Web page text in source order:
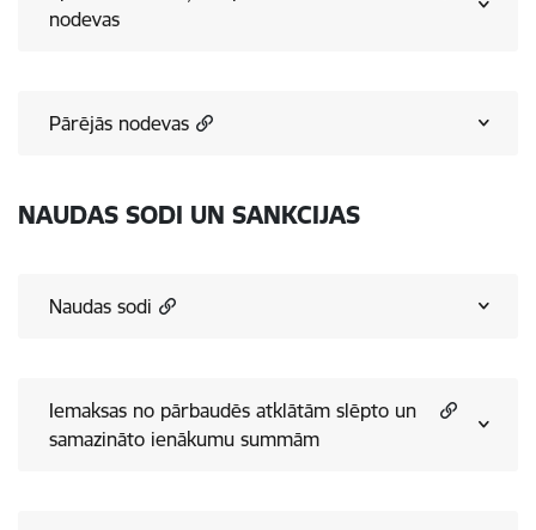
nodevas
Pārējās nodevas
NAUDAS SODI UN SANKCIJAS
Naudas sodi
Iemaksas no pārbaudēs atklātām slēpto un
samazināto ienākumu summām